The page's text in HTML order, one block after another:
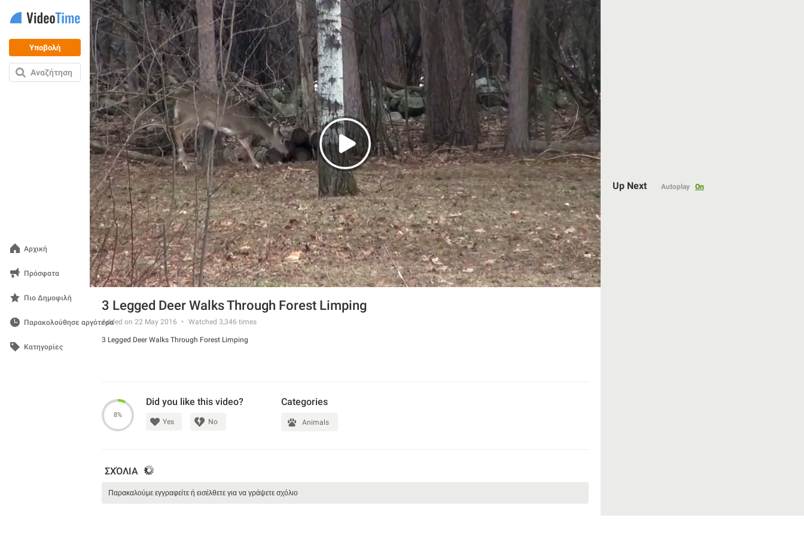
Υποβολή
Αναζήτηση
Αρχική
Πρόσφατα
Πιο Δημοφιλή
Παρακολούθησε αργότερα
Κατηγορίες
144p
3 Legged Deer Walks Through Forest Limping
Added on 22 May 2016 Watched 3,346 times
3 Legged Deer Walks Through Forest Limping
8%
Did you like this video?
Yes No
Categories
Animals
ΣΧΌΛΙΑ
Up Next Autoplay On